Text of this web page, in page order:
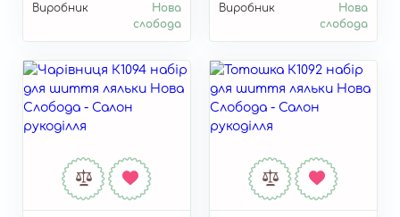
Виробник
Нова
слобода
Виробник
Нова
слобода